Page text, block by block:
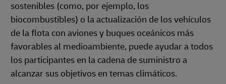
sostenibles (como, por ejemplo, los
biocombustibles) o la actualización de los vehículos
de la flota con aviones y buques oceánicos más
favorables al medioambiente, puede ayudar a todos
los participantes en la cadena de suministro a
alcanzar sus objetivos en temas climáticos.